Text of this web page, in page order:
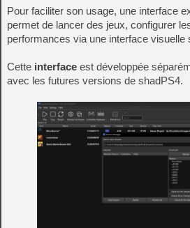
Pour faciliter son usage, une interface
permet de lancer des jeux, configurer
performances via une interface visuelle
Cette interface est développée
avec les futures versions de shadPS4.